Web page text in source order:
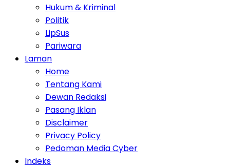
Hukum & Kriminal
Politik
LipSus
Pariwara
Laman
Home
Tentang Kami
Dewan Redaksi
Pasang Iklan
Disclaimer
Privacy Policy
Pedoman Media Cyber
Indeks